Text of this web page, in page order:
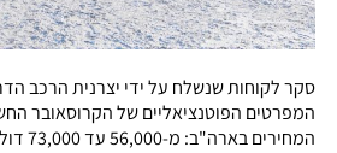
סקר לקוחות שנשלח על ידי יצרנית הרכב
המחירים בארה"ב: מ-56,000 עד 73,000 דולר